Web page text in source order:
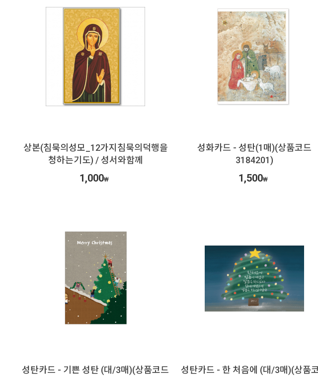
상본(침묵의성모_12가지침묵의덕행을
청하는기도) / 성서와함께
1,000₩
성화카드 - 성탄(1매)(상품코드
3184201)
1,500₩
성탄카드 - 기쁜 성탄 (대/3매)(상품코드
성탄카드 - 한 처음에 (대/3매)(상품